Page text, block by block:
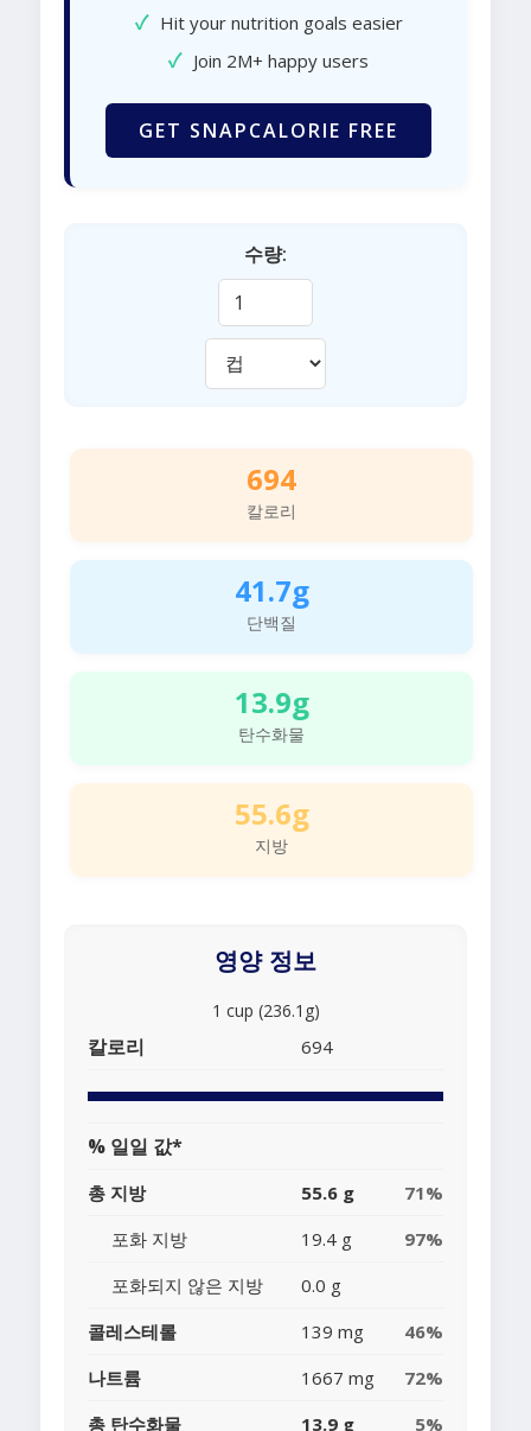
✓ Hit your nutrition goals easier
✓ Join 2M+ happy users
GET SNAPCALORIE FREE
수량:
694
칼로리
41.7g
단백질
13.9g
탄수화물
55.6g
지방
영양 정보
1 cup (236.1g)
칼로리 694
% 일일 값*
총 지방 55.6 g
71%
포화 지방
19.4 g
97%
포화되지 않은 지방
0.0 g
콜레스테롤
139 mg
46%
나트륨
1667 mg
72%
총 탄수화물
13.9 g 5%